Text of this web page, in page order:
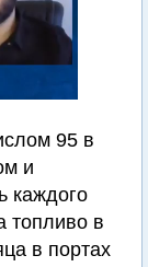
95 в
и
каждого
топливо в
в портах